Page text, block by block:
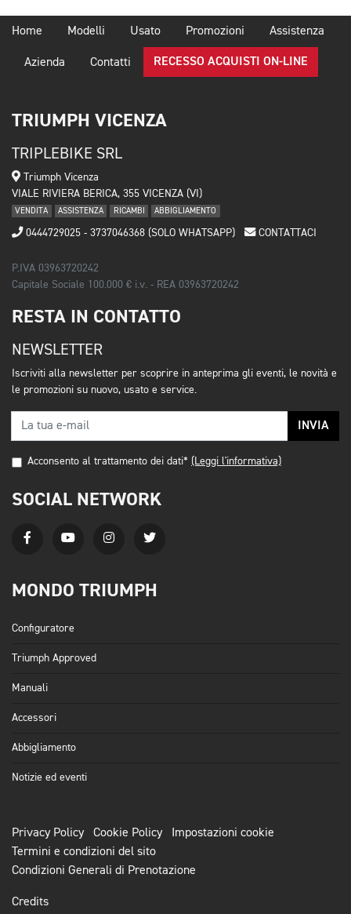
Home Modelli Usato Promozioni Assistenza
Azienda Contatti RECESSO ACQUISTI ON-LINE
TRIUMPH VICENZA
TRIPLEBIKE SRL
Triumph Vicenza
VIALE RIVIERA BERICA, 355 VICENZA (VI)
VENDITA ASSISTENZA RICAMBI ABBIGLIAMENTO
0444729025 - 3737046368 (SOLO WHATSAPP) CONTATTACI
P.IVA 03963720242
Capitale Sociale 100.000 € i.v. - REA 03963720242
RESTA IN CONTATTO
NEWSLETTER
Iscriviti alla newsletter per scoprire in anteprima gli eventi, le novità e
le promozioni su nuovo, usato e service.
INVIA
Acconsento al trattamento dei dati* (Leggi l'informativa)
SOCIAL NETWORK
MONDO TRIUMPH
Configuratore
Triumph Approved
Manuali
Accessori
Abbigliamento
Notizie ed eventi
Privacy Policy Cookie Policy
Impostazioni cookie
Termini e condizioni del sito
Condizioni Generali di Prenotazione
Credits